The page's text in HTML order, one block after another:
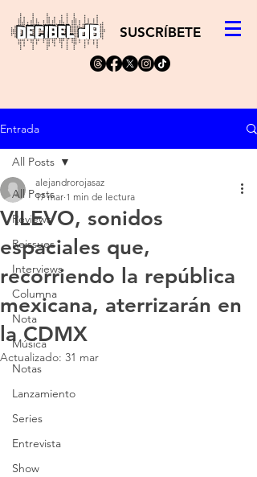
SUSCRÍBETE
Entrada
All Posts
Reviews
Reissues
Interviews
Columna
Nota
Música
Notas
Lanzamiento
Series
Entrevista
Show
All Posts
VILEVO, sonidos
espaciales que,
recorriendo la república
mexicana, aterrizarán en
la CDMX
alejandrorojasaz
17 mar 1 min de lectura
Actualizado: 31 mar